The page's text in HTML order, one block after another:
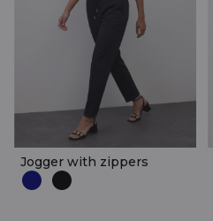
Jogger with zippers